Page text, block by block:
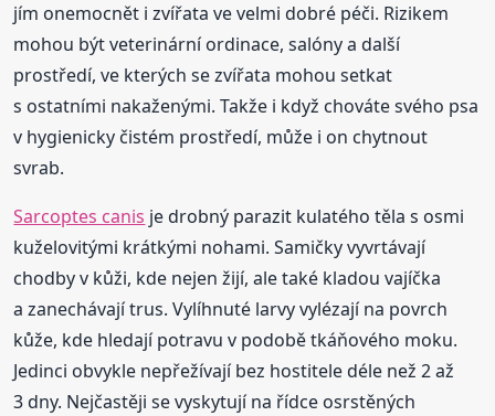
jím onemocnět i zvířata ve velmi dobré péči. Rizikem
mohou být veterinární ordinace, salóny a další
prostředí, ve kterých se zvířata mohou setkat
s ostatními nakaženými. Takže i když chováte svého psa
v hygienicky čistém prostředí, může i on chytnout
svrab.
Sarcoptes canis je drobný parazit kulatého těla s osmi
kuželovitými krátkými nohami. Samičky vyvrtávají
chodby v kůži, kde nejen žijí, ale také kladou vajíčka
a zanechávají trus. Vylíhnuté larvy vylézají na povrch
kůže, kde hledají potravu v podobě tkáňového moku.
Jedinci obvykle nepřežívají bez hostitele déle než 2 až
3 dny. Nejčastěji se vyskytují na řídce osrstěných